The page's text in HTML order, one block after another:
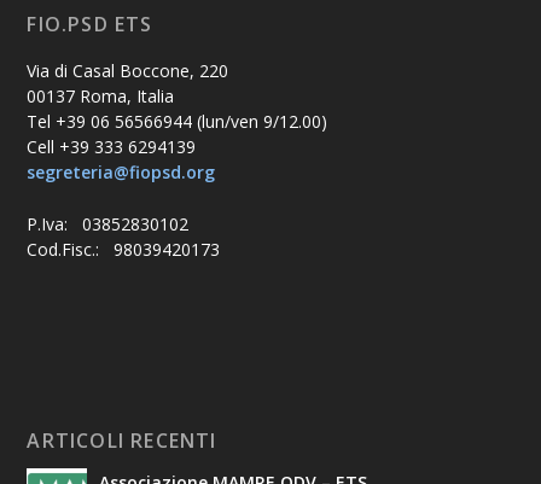
FIO.PSD ETS
Via di Casal Boccone, 220
00137 Roma, Italia
Tel +39 06 56566944 (lun/ven 9/12.00)
Cell +39 333 6294139
segreteria@fiopsd.org
P.Iva: 03852830102
Cod.Fisc.: 98039420173
ARTICOLI RECENTI